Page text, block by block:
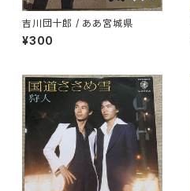
吉川団十郎 / ああ宮城県
¥300